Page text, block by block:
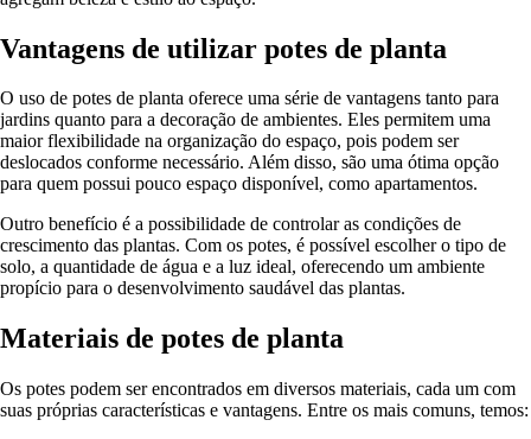
Vantagens de utilizar potes de planta
O uso de potes de planta oferece uma série de vantagens tanto para
jardins quanto para a decoração de ambientes. Eles permitem uma
maior flexibilidade na organização do espaço, pois podem ser
deslocados conforme necessário. Além disso, são uma ótima opção
para quem possui pouco espaço disponível, como apartamentos.
Outro benefício é a possibilidade de controlar as condições de
crescimento das plantas. Com os potes, é possível escolher o tipo de
solo, a quantidade de água e a luz ideal, oferecendo um ambiente
propício para o desenvolvimento saudável das plantas.
Materiais de potes de planta
Os potes podem ser encontrados em diversos materiais, cada um com
suas próprias características e vantagens. Entre os mais comuns, temos: